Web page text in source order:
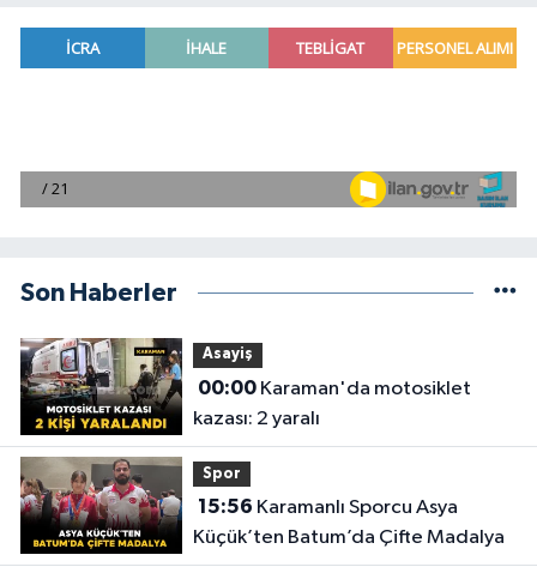
Son Haberler
Asayiş
00:00Karaman'da motosiklet
kazası: 2 yaralı
Spor
15:56
Küçük’ten Batum’da Çifte Madalya